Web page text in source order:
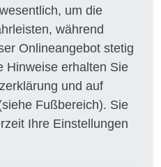
DE–53113 25.05.2014
CH–3003 25.05.2014
um die
während
Onlineangebot stetig
Hinweise erhalten Sie
und auf
Fußbereich). Sie
Ihre Einstellungen